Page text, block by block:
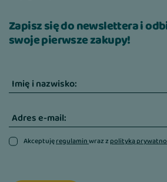
Zapisz się do newslettera i
swoje pierwsze zakupy!
Imię i nazwisko:
Adres e-mail:
Akceptujęregulaminwraz zpolityką